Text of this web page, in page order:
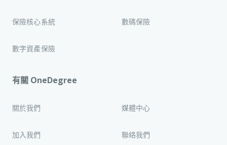
保險核心系統 數碼保險
數字資產保險
有關 OneDegree
關於我們 媒體中心
加入我們 聯絡我們